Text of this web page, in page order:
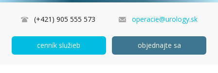
(+421) 905 555 573 operacie@urology.sk
cenník služieb objednajte sa